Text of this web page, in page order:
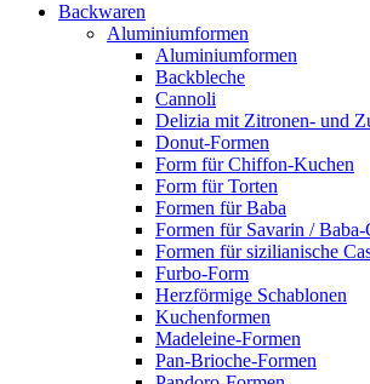
Backwaren
Aluminiumformen
Aluminiumformen
Backbleche
Cannoli
Delizia mit Zitronen- und
Donut-Formen
Form für Chiffon-Kuchen
Form für Torten
Formen für Baba
Formen für Savarin / Baba-
Formen für sizilianische
Furbo-Form
Herzförmige Schablonen
Kuchenformen
Madeleine-Formen
Pan-Brioche-Formen